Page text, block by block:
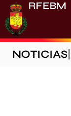
RFEBM
NOTICIAS